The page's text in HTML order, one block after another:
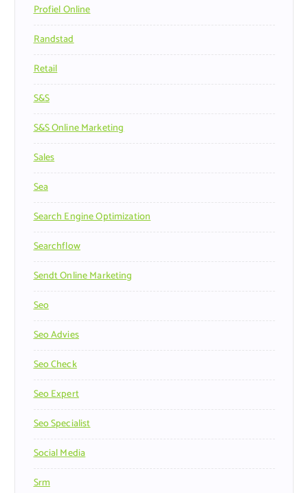
Profiel Online
Randstad
Retail
S&s
S&s Online Marketing
Sales
Sea
Search Engine Optimization
Searchflow
Sendt Online Marketing
Seo
Seo Advies
Seo Check
Seo Expert
Seo Specialist
Social Media
Srm